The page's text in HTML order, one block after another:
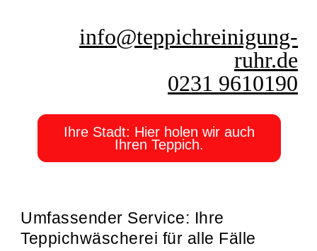
info@teppichreinigung-
ruhr.de
0231 9610190
Ihre Stadt: Hier holen wir auch
Ihren Teppich.
Umfassender Service: Ihre
Teppichwäscherei für alle Fälle